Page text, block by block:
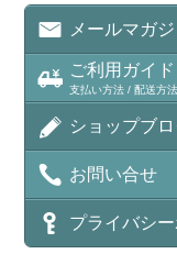
メールマガ
ご利用ガイド
支払い方法 / 配送方
ショップブ
お問い合せ
プライバシ